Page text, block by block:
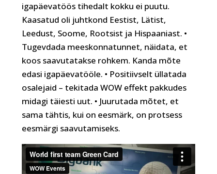
igapäevatöös tihedalt kokku ei puutu.
Kaasatud oli juhtkond Eestist, Lätist,
Leedust, Soome, Rootsist ja Hispaaniast. •
Tugevdada meeskonnatunnet, näidata, et
koos saavutatakse rohkem. Kanda mõte
edasi igapäevatööle. • Positiivselt üllatada
osalejaid – tekitada WOW effekt pakkudes
midagi täiesti uut. • Juurutada mõtet, et
sama tähtis, kui on eesmärk, on protsess
eesmärgi saavutamiseks.